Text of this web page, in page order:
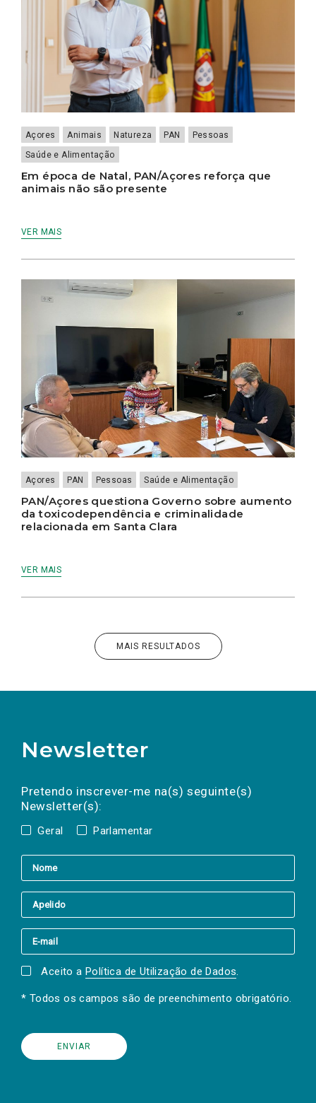
Açores Animais Natureza PAN
Pessoas
Saúde e Alimentação
Em época de Natal, PAN/Açores reforça que
animais não são presente
VER MAIS
Açores PAN Pessoas Saúde e Alimentação
PAN/Açores questiona Governo sobre aumento
da toxicodependência e criminalidade
relacionada em Santa Clara
VER MAIS
MAIS RESULTADOS
Newsletter
Pretendo inscrever-me na(s) seguinte(s)
Newsletter(s):
Geral Parlamentar
a(s) newsletter(s).
mail
Aceito a Política de Utilização de Dados.
* Todos os campos são de preenchimento obrigatório.